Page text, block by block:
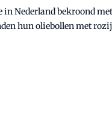
Nederland bekroond
hun oliebollen met